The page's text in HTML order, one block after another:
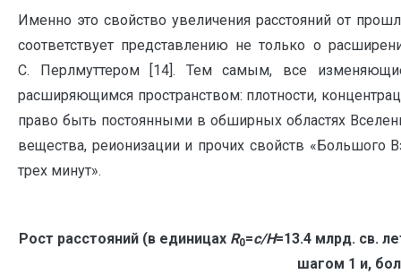
Именно это свойство увеличения расстояний от
соответствует представлению не только о
С. Перлмуттером [14]. Тем самым, все
расширяющимся пространством: плотности,
право быть постоянными в обширных областях
вещества, реионизации и прочих свойств
трех минут».
Рост расстояний (в единицах R0=c/H=13.4 млрд. св.
шагом 1 и,